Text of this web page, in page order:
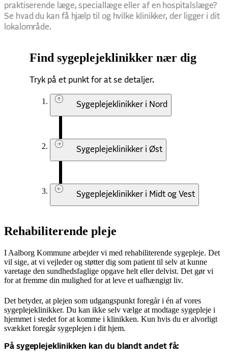
praktiserende læge, speciallæge eller af en hospitalslæge?
Se hvad du kan få hjælp til og hvilke klinikker, der ligger i dit
lokalområde.
Find sygeplejeklinikker nær dig
Tryk på et punkt for at se detaljer.
Sygeplejeklinikker i Nord
Sygeplejeklinikker i Øst
Sygeplejeklinikker i Midt og Vest
Rehabiliterende pleje
I Aalborg Kommune arbejder vi med rehabiliterende sygepleje. Det
vil sige, at vi vejleder og støtter dig som patient til selv at kunne
varetage den sundhedsfaglige opgave helt eller delvist. Det gør vi
for at fremme din mulighed for at leve et uafhængigt liv.
Det betyder, at plejen som udgangspunkt foregår i én af vores
sygeplejeklinikker. Du kan ikke selv vælge at modtage sygepleje i
hjemmet i stedet for at komme i klinikken. Kun hvis du er alvorligt
svækket foregår sygeplejen i dit hjem.
På sygeplejeklinikken kan du blandt andet få: